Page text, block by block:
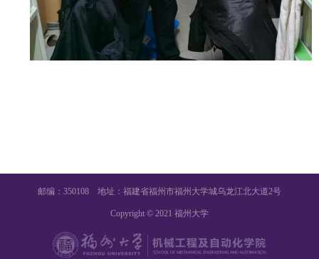
邮编：350108 地址：福建省福州市福州大学城乌龙江北大道2号
Copyright © 2021 福州大学